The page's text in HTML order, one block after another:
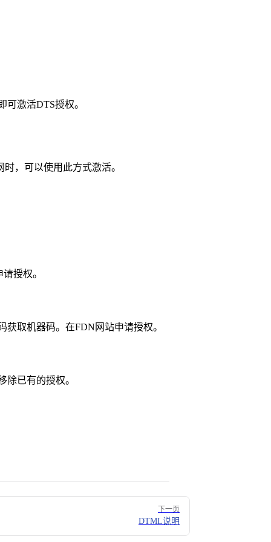
激活DTS授权。
，可以使用此方式激活。
授权。
取机器码。在FDN网站申请授权。
除已有的授权。
下一页
DTML说明